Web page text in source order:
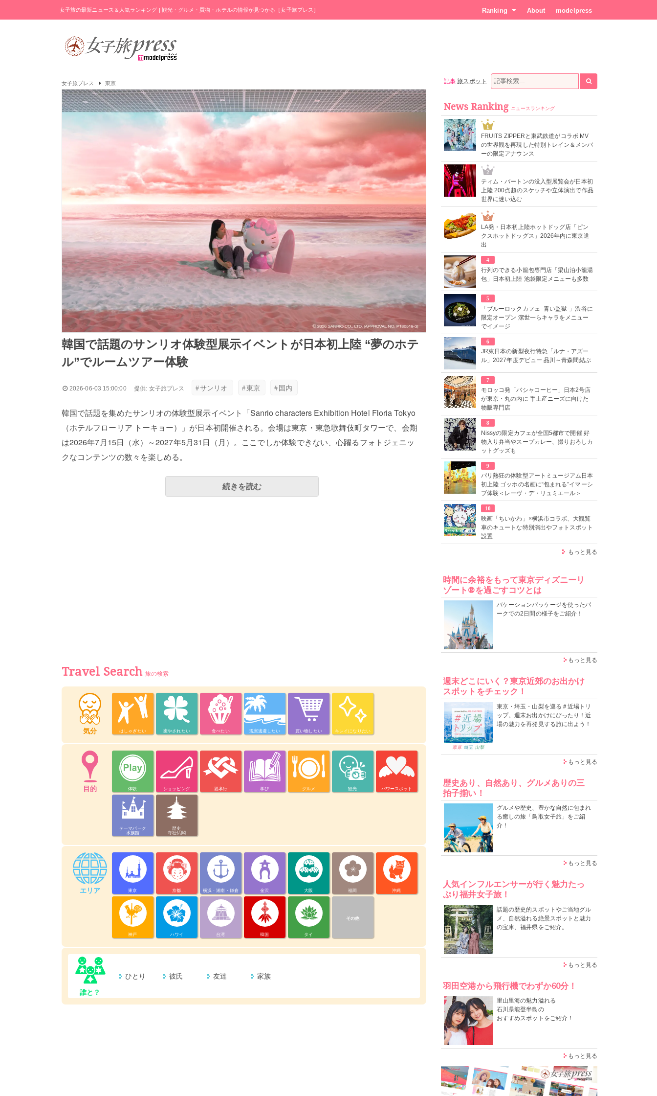
女子旅の最新ニュース＆人気ランキング | 観光・グルメ・買物・ホテルの情報が見つかる［女子旅プレス］ Ranking About modelpress
女子旅プレス 東京
韓国で話題のサンリオ体験型展示イベントが日本初上陸 “夢のホテ
ル”でルームツアー体験
2026-06-03 15:00:00 提供: 女子旅プレス #サンリオ #東京 # 国内
韓国で話題を集めたサンリオの体験型展示イベント「Sanrio characters Exhibition Hotel Floria Tokyo
（ホテルフローリア トーキョー）」が日本初開催される。会場は東京・東急歌舞伎町タワーで、会期
は2026年7月15日（水）～2027年5月31日（月）。ここでしか体験できない、心躍るフォトジェニッ
クなコンテンツの数々を楽しめる。
続きを読む
Travel Search 旅の検索
気分 はしゃぎたい 癒やされたい 食べたい 現実逃避したい 買い物したい キレイになりたい
目的 体験 ショッピング 親孝行 学び グルメ 観光 パワースポット
テーマパーク
水族館
歴史
寺社仏閣
エリア 東京 京都 横浜・湘南・鎌倉 金沢 大阪 福岡 沖縄
神戸 ハワイ 台湾 韓国 タイ
その他
誰と？
ひとり 彼氏 友達 家族
記事 旅スポット
News Ranking ニュースランキング
1
FRUITS ZIPPERと東武鉄道がコラボ MV
の世界観を再現した特別トレイン＆メンバ
ーの限定アナウンス
2
ティム・バートンの没入型展覧会が日本初
上陸 200点超のスケッチや立体演出で作品
世界に迷い込む
3
LA発・日本初上陸ホットドッグ店「ピン
クスホットドッグス」2026年内に東京進
出
4
行列のできる小籠包専門店「梁山泊小籠湯
包」日本初上陸 池袋限定メニューも多数
5
「ブルーロックカフェ -青い監獄-」渋谷に
限定オープン 潔世一らキャラをメニュー
でイメージ
6
JR東日本の新型夜行特急「ルナ・アズー
ル」2027年度デビュー 品川～青森間結ぶ
7
モロッコ発「バシャコーヒー」日本2号店
が東京・丸の内に 手土産ニーズに向けた
物販専門店
8
Nissyの限定カフェが全国5都市で開催 好
物入り弁当やスープカレー、撮りおろしカ
ットグッズも
9
パリ熱狂の体験型アートミュージアム日本
初上陸 ゴッホの名画に“包まれる”イマーシ
ブ体験＜レーヴ・デ・リュミエール＞
10
映画「ちいかわ」×横浜市コラボ、大観覧
車のキュートな特別演出やフォトスポット
設置
もっと見る
時間に余裕をもって東京ディズニーリ
ゾート®を過ごすコツとは
バケーションパッケージを使ったパ
ークでの2日間の様子をご紹介！
もっと見る
週末どこにいく？東京近郊のお出かけ
スポットをチェック！
東京・埼玉・山梨を巡る＃近場トリ
ップ。週末お出かけにぴったり！近
場の魅力を再発見する旅に出よう！
もっと見る
歴史あり、自然あり、グルメありの三
拍子揃い！
グルメや歴史、豊かな自然に包まれ
る癒しの旅「鳥取女子旅」をご紹
介！
もっと見る
人気インフルエンサーが行く魅力たっ
ぷり福井女子旅！
話題の歴史的スポットやご当地グル
メ、自然溢れる絶景スポットと魅力
の宝庫、福井県をご紹介。
もっと見る
羽田空港から飛行機でわずか60分！
里山里海の魅力溢れる
石川県能登半島の
おすすめスポットをご紹介！
もっと見る